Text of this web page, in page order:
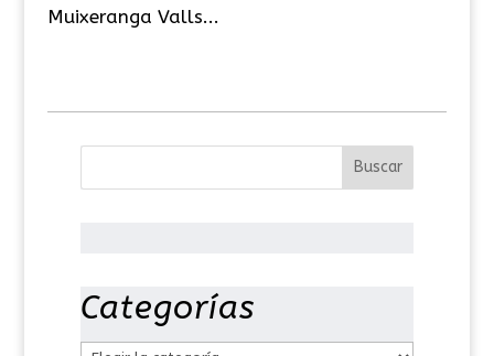
Muixeranga Valls...
Categorías